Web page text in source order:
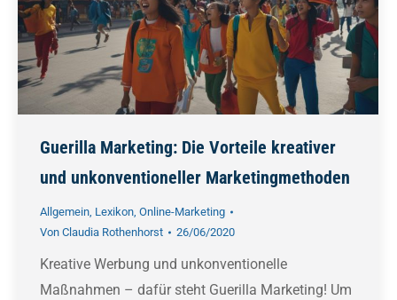
Guerilla Marketing: Die Vorteile kreativer
und unkonventioneller Marketingmethoden
Allgemein, Lexikon, Online-Marketing
Von Claudia Rothenhorst 26/06/2020
Kreative Werbung und unkonventionelle
Maßnahmen – dafür steht Guerilla Marketing! Um